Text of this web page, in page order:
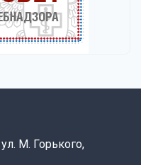
М. Горького,